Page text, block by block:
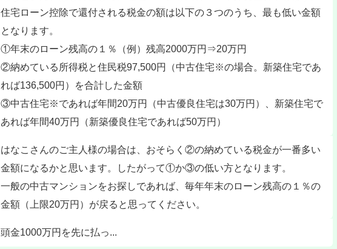
住宅ローン控除で還付される税金の額は以下の３つのうち、最も低い金額
となります。
①年末のローン残高の１％（例）残高2000万円⇒20万円
②納めている所得税と住民税97,500円（中古住宅※の場合。新築住宅であ
れば136,500円）を合計した金額
③中古住宅※であれば年間20万円（中古優良住宅は30万円）、新築住宅で
あれば年間40万円（新築優良住宅であれば50万円）
はなこさんのご主人様の場合は、おそらく②の納めている税金が一番多い
金額になるかと思います。したがって①か③の低い方となります。
一般の中古マンションをお探しであれば、毎年年末のローン残高の１％の
金額（上限20万円）が戻ると思ってください。
頭金1000万円を先に払っ...